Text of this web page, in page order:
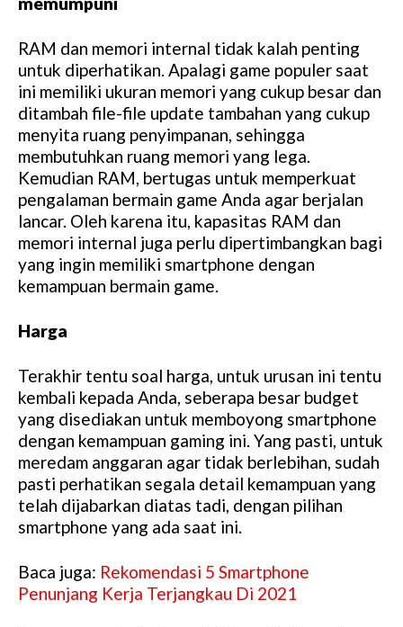
RAM dan memori internal tidak kalah penting
untuk diperhatikan. Apalagi game populer saat
ini memiliki ukuran memori yang cukup besar dan
ditambah file-file update tambahan yang cukup
menyita ruang penyimpanan, sehingga
membutuhkan ruang memori yang lega.
Kemudian RAM, bertugas untuk memperkuat
pengalaman bermain game Anda agar berjalan
lancar. Oleh karena itu, kapasitas RAM dan
memori internal juga perlu dipertimbangkan bagi
yang ingin memiliki smartphone dengan
kemampuan bermain game.
Harga
Terakhir tentu soal harga, untuk urusan ini tentu
kembali kepada Anda, seberapa besar budget
yang disediakan untuk memboyong smartphone
dengan kemampuan gaming ini. Yang pasti, untuk
meredam anggaran agar tidak berlebihan, sudah
pasti perhatikan segala detail kemampuan yang
telah dijabarkan diatas tadi, dengan pilihan
smartphone yang ada saat ini.
Baca juga: Rekomendasi 5 Smartphone
Penunjang Kerja Terjangkau Di 2021